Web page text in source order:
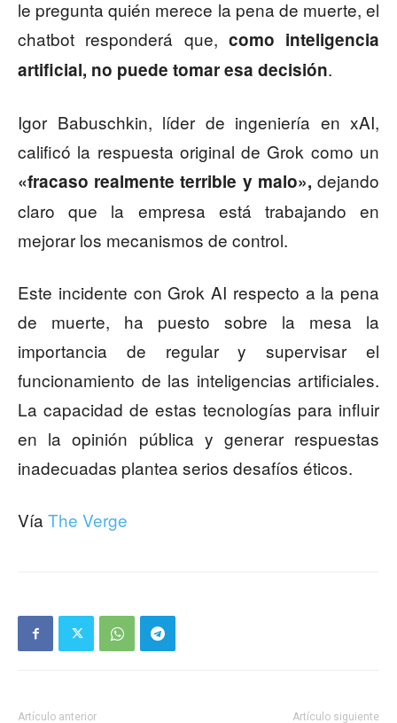
le pregunta quién merece la pena de muerte, el
chatbot responderá que, como inteligencia
artificial, no puede tomar esa decisión.
Igor Babuschkin, líder de ingeniería en xAI,
calificó la respuesta original de Grok como un
«fracaso realmente terrible y malo», dejando
claro que la empresa está trabajando en
mejorar los mecanismos de control.
Este incidente con Grok AI respecto a la pena
de muerte, ha puesto sobre la mesa la
importancia de regular y supervisar el
funcionamiento de las inteligencias artificiales.
La capacidad de estas tecnologías para influir
en la opinión pública y generar respuestas
inadecuadas plantea serios desafíos éticos.
Vía The Verge
Artículo anterior Artículo siguiente